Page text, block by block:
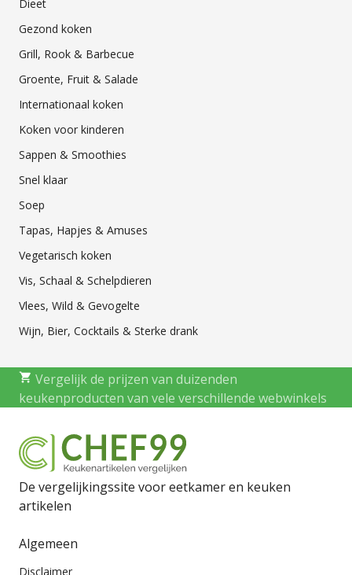
Dieet
Gezond koken
Grill, Rook & Barbecue
Groente, Fruit & Salade
Internationaal koken
Koken voor kinderen
Sappen & Smoothies
Snel klaar
Soep
Tapas, Hapjes & Amuses
Vegetarisch koken
Vis, Schaal & Schelpdieren
Vlees, Wild & Gevogelte
Wijn, Bier, Cocktails & Sterke drank
Vergelijk de prijzen van duizenden
keukenproducten van vele verschillende webwinkels
De vergelijkingssite voor eetkamer en keuken
artikelen
Algemeen
Disclaimer